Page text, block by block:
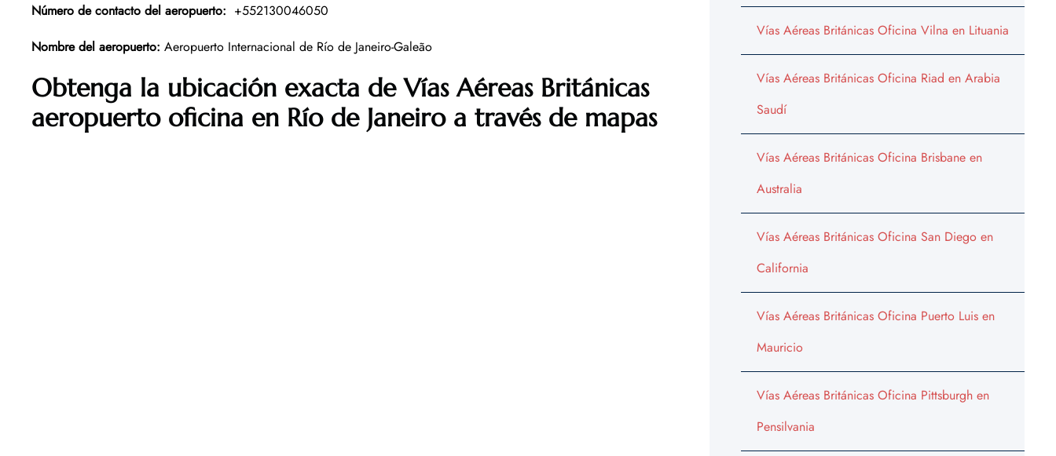
Número de contacto del aeropuerto: +552130046050
Nombre del aeropuerto: Aeropuerto Internacional de Río de Janeiro-Galeão
Obtenga la ubicación exacta de Vías Aéreas Británicas
aeropuerto oficina en Río de Janeiro a través de mapas
Vías Aéreas Británicas Oficina Vilna en Lituania
Vías Aéreas Británicas Oficina Riad en Arabia
Saudí
Vías Aéreas Británicas Oficina Brisbane en
Australia
Vías Aéreas Británicas Oficina San Diego en
California
Vías Aéreas Británicas Oficina Puerto Luis en
Mauricio
Vías Aéreas Británicas Oficina Pittsburgh en
Pensilvania